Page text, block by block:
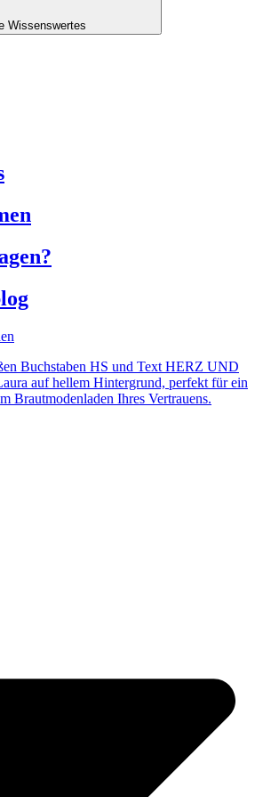
Wissenswertes